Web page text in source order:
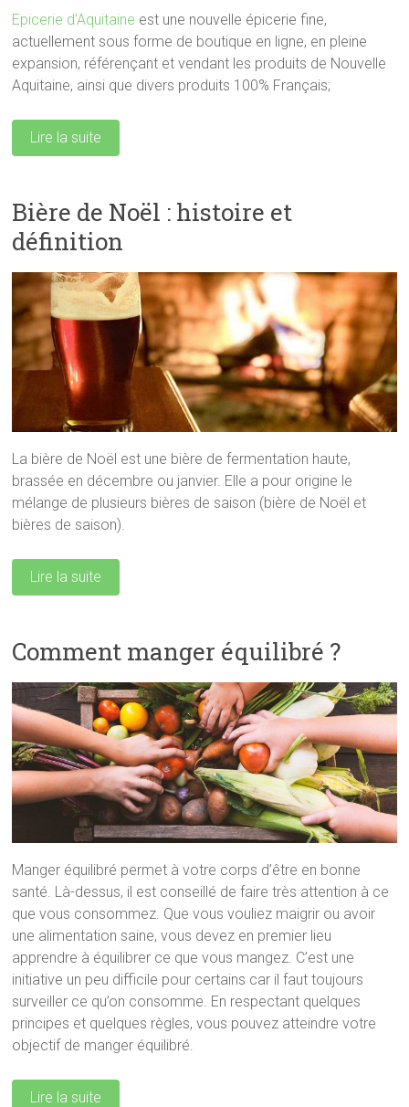
Epicerie d’Aquitaine est une nouvelle épicerie fine,
actuellement sous forme de boutique en ligne, en pleine
expansion, référençant et vendant les produits de Nouvelle
Aquitaine, ainsi que divers produits 100% Français;
Lire la suite
Bière de Noël : histoire et
définition
La bière de Noël est une bière de fermentation haute,
brassée en décembre ou janvier. Elle a pour origine le
mélange de plusieurs bières de saison (bière de Noël et
bières de saison).
Lire la suite
Comment manger équilibré ?
Manger équilibré permet à votre corps d’être en bonne
santé. Là-dessus, il est conseillé de faire très attention à ce
que vous consommez. Que vous vouliez maigrir ou avoir
une alimentation saine, vous devez en premier lieu
apprendre à équilibrer ce que vous mangez. C’est une
initiative un peu difficile pour certains car il faut toujours
surveiller ce qu’on consomme. En respectant quelques
principes et quelques règles, vous pouvez atteindre votre
objectif de manger équilibré.
Lire la suite